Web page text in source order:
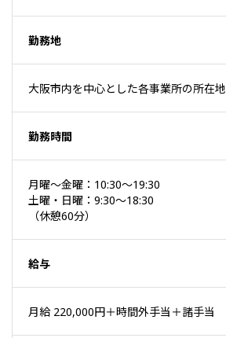
勤務地
大阪市内を中心とした各事業所の所在地
勤務時間
月曜～金曜：10:30～19:30
土曜・日曜：9:30～18:30
（休憩60分）
給与
月給 220,000円＋時間外手当＋諸手当